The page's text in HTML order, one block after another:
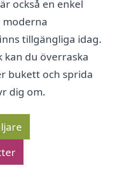
också en enkel
moderna
tillgängliga idag.
kan du överraska
bukett och sprida
dig om.